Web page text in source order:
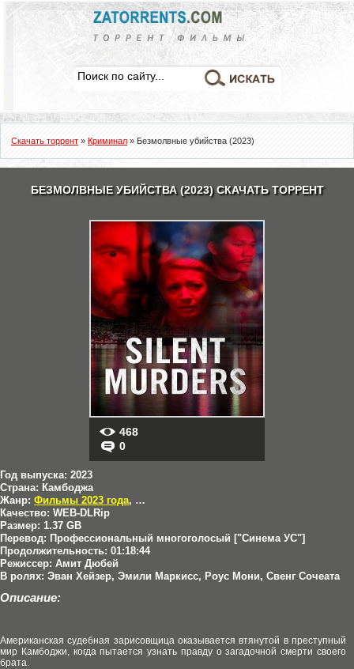
Скачать торрент » Криминал » Безмолвные убийства (2023)
БЕЗМОЛВНЫЕ УБИЙСТВА (2023) СКАЧАТЬ ТОРРЕНТ
468
0
Год выпуска: 2023
Страна: Камбоджа
Жанр: Фильмы 2023 года, Драмы
Качество: WEB-DLRip
Размер: 1.37 GB
Перевод: Профессиональный многоголосый ["Синема УС"]
Продолжительность: 01:18:44
Режиссер: Амит Дюбей
В ролях: Эван Хейзер, Эмили Маркисс, Роус Мони, Свенг Сочеата
Описание:
Американская судебная зарисовщица оказывается втянутой в преступный
мир Камбоджи, когда пытается узнать правду о загадочной смерти своего
брата.